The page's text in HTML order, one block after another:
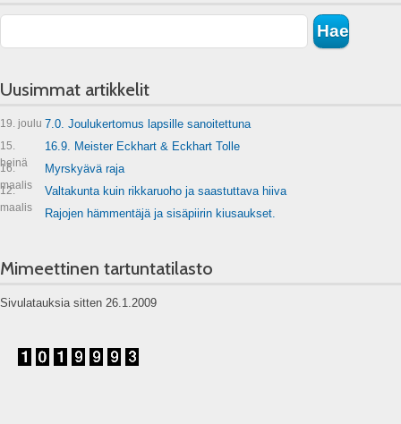
Uusimmat artikkelit
19. joulu 7.0. Joulukertomus lapsille sanoitettuna
15.
heinä
16.9. Meister Eckhart & Eckhart Tolle
16.
maalis
Myrskyävä raja
12.
maalis
Valtakunta kuin rikkaruoho ja saastuttava hiiva
Rajojen hämmentäjä ja sisäpiirin kiusaukset.
Mimeettinen tartuntatilasto
Sivulatauksia sitten 26.1.2009